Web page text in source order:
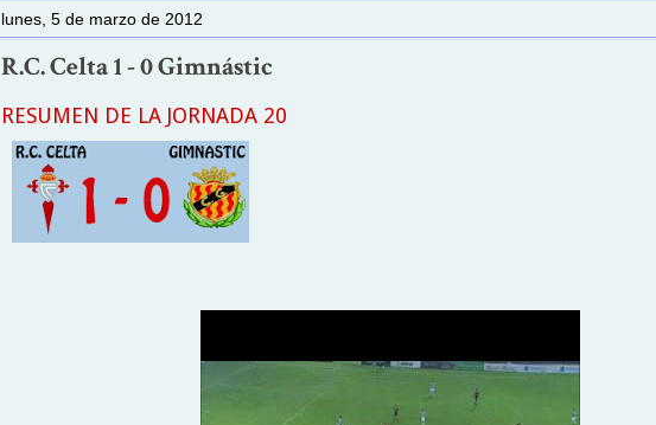
lunes, 5 de marzo de 2012
R.C. Celta 1 - 0 Gimnástic
RESUMEN DE LA JORNADA 20